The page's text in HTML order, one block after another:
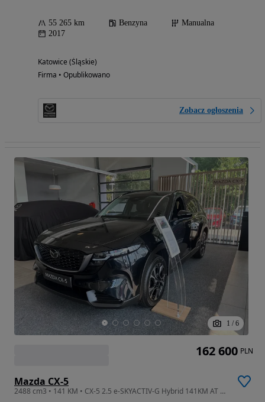
55 265 km Benzyna
Manualna
2017
Katowice (Śląskie)
Firma • Opublikowano
Zobacz ogłoszenia
1 / 6
Mazda CX-5
2488 cm3 • 141 KM • CX-5 2.5 e-SKYACTIV-G Hybrid 141KM AT FWD Center-line
162 600 PLN